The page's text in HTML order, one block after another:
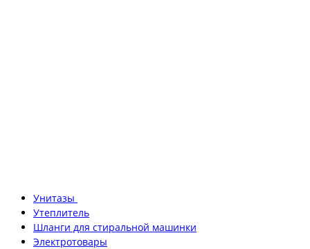
Унитазы
Утеплитель
Шланги для стиральной машинки
Электротовары